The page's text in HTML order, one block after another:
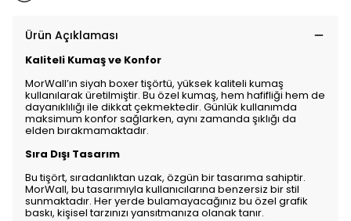
Ürün Açıklaması
Kaliteli Kumaş ve Konfor
MorWall’ın siyah boxer tişörtü, yüksek kaliteli kumaş
kullanılarak üretilmiştir. Bu özel kumaş, hem hafifliği hem de
dayanıklılığı ile dikkat çekmektedir. Günlük kullanımda
maksimum konfor sağlarken, aynı zamanda şıklığı da
elden bırakmamaktadır.
Sıra Dışı Tasarım
Bu tişört, sıradanlıktan uzak, özgün bir tasarıma sahiptir.
MorWall, bu tasarımıyla kullanıcılarına benzersiz bir stil
sunmaktadır. Her yerde bulamayacağınız bu özel grafik
baskı, kişisel tarzınızı yansıtmanıza olanak tanır.